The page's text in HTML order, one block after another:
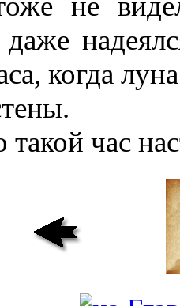
когда
час